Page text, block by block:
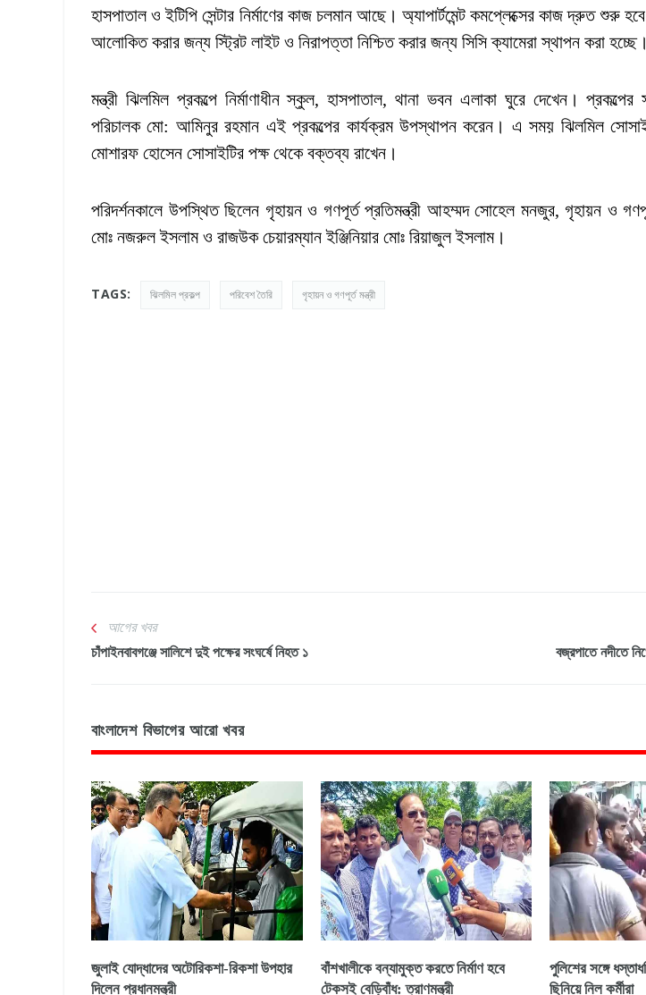
হাসপাতাল ও ইটিপি সেন্টার নির্মাণের কাজ চলমান আছে। অ্যাপার্টমেন্ট কমপ্লেক্সের কাজ দ্রুত শুরু
আলোকিত করার জন্য স্ট্রিট লাইট ও নিরাপত্তা নিশ্চিত করার জন্য সিসি ক্যামেরা স্থাপন করা হচ্ছে।
মন্ত্রী ঝিলমিল প্রকল্পে নির্মাণাধীন স্কুল, হাসপাতাল, থানা ভবন এলাকা ঘুরে দেখেন।
পরিচালক মো: আমিনুর রহমান এই প্রকল্পের কার্যক্রম উপস্থাপন করেন। এ সময় ঝিলমিল
মোশারফ হোসেন সোসাইটির পক্ষ থেকে বক্তব্য রাখেন।
পরিদর্শনকালে উপস্থিত ছিলেন গৃহায়ন ও গণপূর্ত প্রতিমন্ত্রী আহম্মদ সোহেল মনজুর, গৃহায়ন ও
মোঃ নজরুল ইসলাম ও রাজউক চেয়ারম্যান ইঞ্জিনিয়ার মোঃ রিয়াজুল ইসলাম।
TAGS: ঝিলমিল প্রকল্প পরিবেশ তৈরি গৃহায়ন ও গণপূর্ত মন্ত্রী
আগের খবর
চাঁপাইনবাবগঞ্জে সালিশে দুই পক্ষের সংঘর্ষে নিহত ১
বজ্রপাতে নদীতে
বাংলাদেশ বিভাগের আরো খবর
জুলাই যোদ্ধাদের অটোরিকশা-রিকশা উপহার
দিলেন প্রধানমন্ত্রী
বাঁশখালীকে বন্যামুক্ত করতে নির্মাণ হবে
টেকসই বেড়িবাঁধ: ত্রাণমন্ত্রী
পুলিশের সঙ্গে
ছিনিয়ে নিল কর্মীরা